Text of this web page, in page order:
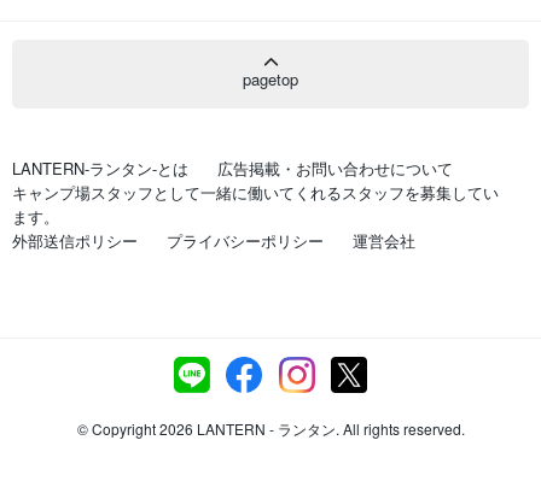
pagetop
LANTERN-ランタン-とは
広告掲載・お問い合わせについて
キャンプ場スタッフとして一緒に働いてくれるスタッフを募集してい
ます。
外部送信ポリシー
プライバシーポリシー 運営会社
© Copyright 2026 LANTERN - ランタン. All rights reserved.